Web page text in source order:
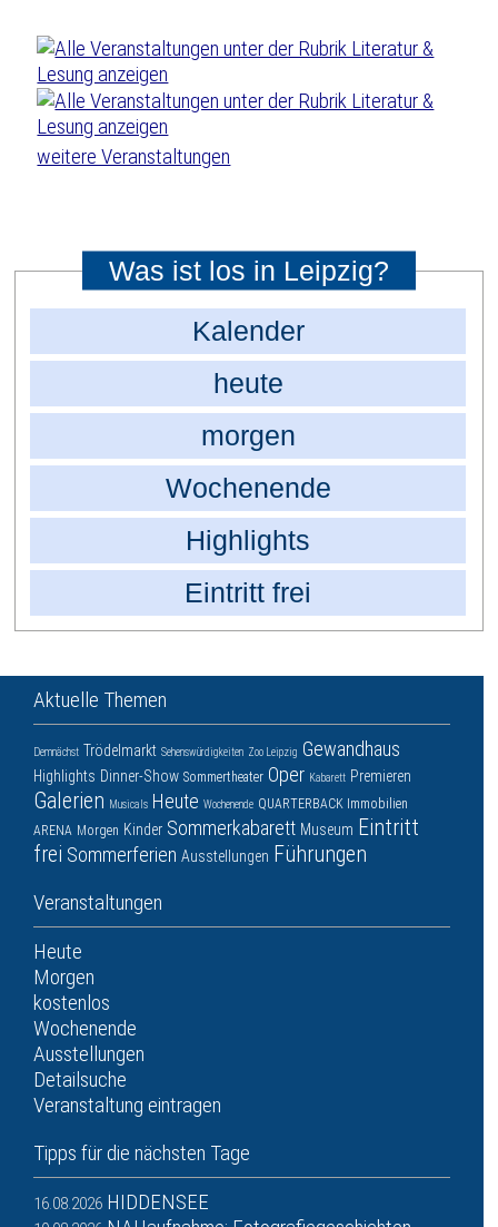
weitere Veranstaltungen
Was ist los in Leipzig?
Kalender
heute
morgen
Wochenende
Highlights
Eintritt frei
Aktuelle Themen
Demnächst Trödelmarkt Sehenswürdigkeiten Zoo Leipzig Gewandhaus
Highlights Dinner-Show Sommertheater Oper Kabarett Premieren
Galerien Musicals Heute Wochenende QUARTERBACK Immobilien
ARENA Morgen Kinder Sommerkabarett Museum Eintritt
frei Sommerferien Ausstellungen Führungen
Veranstaltungen
Heute
Morgen
kostenlos
Wochenende
Ausstellungen
Detailsuche
Veranstaltung eintragen
Tipps für die nächsten Tage
16.08.2026 HIDDENSEE